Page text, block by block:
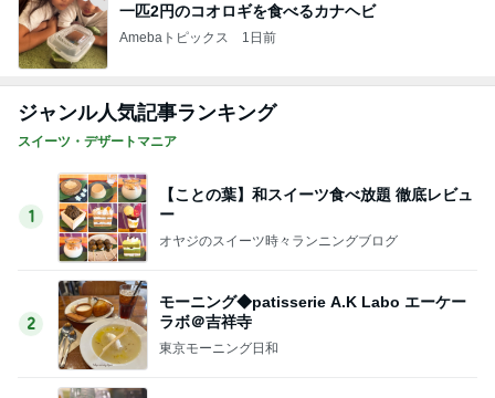
一匹2円のコオロギを食べるカナヘビ
Amebaトピックス 1日前
ジャンル人気記事ランキング
スイーツ・デザートマニア
1
【ことの葉】和スイーツ食べ放題 徹底レビュ
ー
オヤジのスイーツ時々ランニングブログ
2
モーニング◆patisserie A.K Labo エーケー
ラボ＠吉祥寺
東京モーニング日和